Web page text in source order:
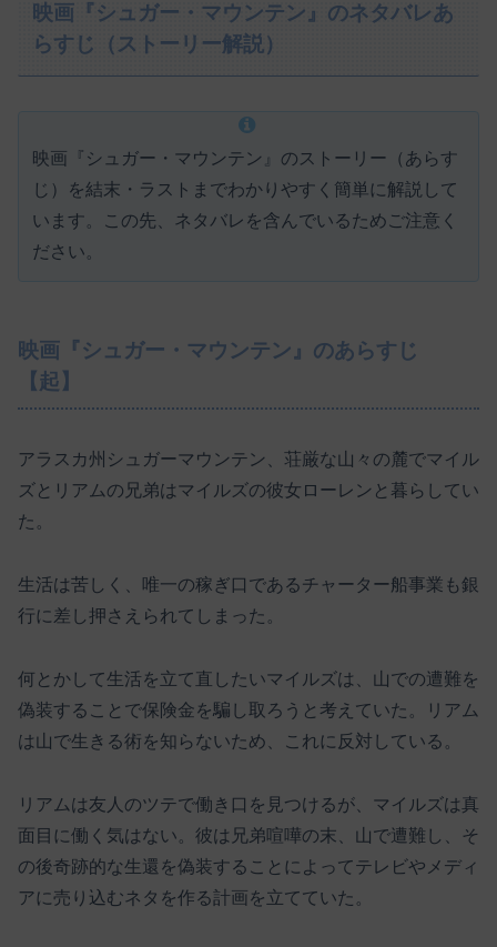
映画『シュガー・マウンテン』のネタバレあ
らすじ（ストーリー解説）
映画『シュガー・マウンテン』のストーリー（あらす
じ）を結末・ラストまでわかりやすく簡単に解説して
います。この先、ネタバレを含んでいるためご注意く
ださい。
映画『シュガー・マウンテン』のあらすじ
【起】
アラスカ州シュガーマウンテン、荘厳な山々の麓でマイル
ズとリアムの兄弟はマイルズの彼女ローレンと暮らしてい
た。
生活は苦しく、唯一の稼ぎ口であるチャーター船事業も銀
行に差し押さえられてしまった。
何とかして生活を立て直したいマイルズは、山での遭難を
偽装することで保険金を騙し取ろうと考えていた。リアム
は山で生きる術を知らないため、これに反対している。
リアムは友人のツテで働き口を見つけるが、マイルズは真
面目に働く気はない。彼は兄弟喧嘩の末、山で遭難し、そ
の後奇跡的な生還を偽装することによってテレビやメディ
アに売り込むネタを作る計画を立てていた。